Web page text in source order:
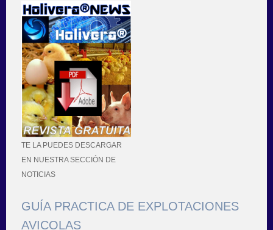
TE LA PUEDES DESCARGAR
EN NUESTRA SECCIÓN DE
NOTICIAS
GUÍA PRACTICA DE EXPLOTACIONES
AVICOLAS